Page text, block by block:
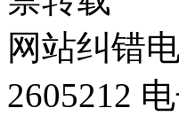
网站纠错
2605212